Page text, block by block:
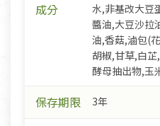
成分
水,非基改大豆
醬油,大豆沙拉
油,香菇,滷包(
胡椒,甘草,白
酵母抽出物,玉
保存期限 3年